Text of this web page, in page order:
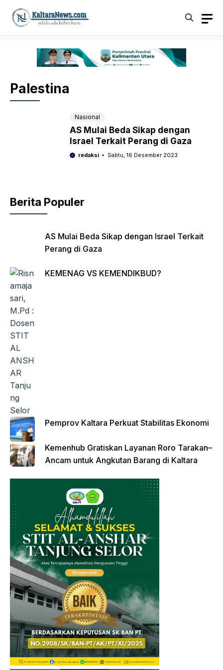
Langsung
Palestina
Nasional
AS Mulai Beda Sikap dengan
Israel Terkait Perang di Gaza
redaksi Sabtu, 16 Desember 2023
Berita Populer
AS Mulai Beda Sikap dengan Israel Terkait
Perang di Gaza
KEMENAG VS KEMENDIKBUD?
Pemprov Kaltara Perkuat Stabilitas Ekonomi
Kemenhub Gratiskan Layanan Roro Tarakan–
Ancam untuk Angkutan Barang di Kaltara